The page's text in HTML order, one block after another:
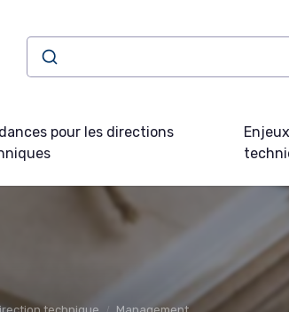
pour les directions